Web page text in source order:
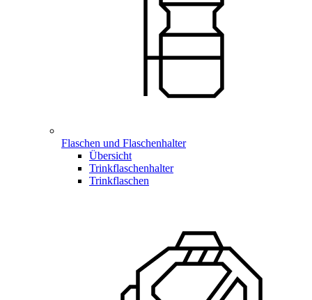
Flaschen und Flaschenhalter
Übersicht
Trinkflaschenhalter
Trinkflaschen